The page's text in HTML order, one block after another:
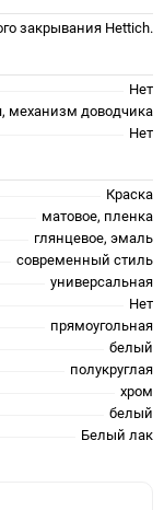
закрывания Hettich.
Нет
механизм доводчика
Нет
Краска
матовое, пленка
глянцевое, эмаль
современный стиль
универсальная
Нет
прямоугольная
белый
полукруглая
хром
белый
Белый лак